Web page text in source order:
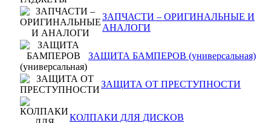
ЗАПЧАСТИ – ОРИГИНАЛЬНЫЕ И
АНАЛОГИ
ЗАЩИТА БАМПЕРОВ (универсальная)
ЗАЩИТА ОТ ПРЕСТУПНОСТИ
КОЛПАКИ ДЛЯ ДИСКОВ